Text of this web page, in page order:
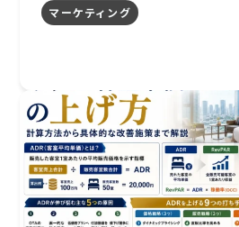
マーケティング